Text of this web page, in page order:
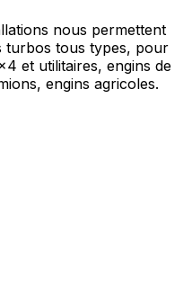
nous permettent
turbos tous types, pour
et utilitaires, engins de
engins agricoles.